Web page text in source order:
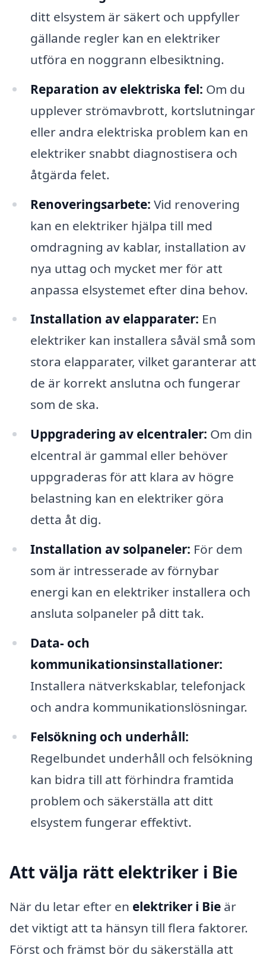
ditt elsystem är säkert och uppfyller
gällande regler kan en elektriker
utföra en noggrann elbesiktning.
Reparation av elektriska fel: Om du
upplever strömavbrott, kortslutningar
eller andra elektriska problem kan en
elektriker snabbt diagnostisera och
åtgärda felet.
Renoveringsarbete: Vid renovering
kan en elektriker hjälpa till med
omdragning av kablar, installation av
nya uttag och mycket mer för att
anpassa elsystemet efter dina behov.
Installation av elapparater: En
elektriker kan installera såväl små som
stora elapparater, vilket garanterar att
de är korrekt anslutna och fungerar
som de ska.
Uppgradering av elcentraler: Om din
elcentral är gammal eller behöver
uppgraderas för att klara av högre
belastning kan en elektriker göra
detta åt dig.
Installation av solpaneler: För dem
som är intresserade av förnybar
energi kan en elektriker installera och
ansluta solpaneler på ditt tak.
Data- och
kommunikationsinstallationer:
Installera nätverkskablar, telefonjack
och andra kommunikationslösningar.
Felsökning och underhåll:
Regelbundet underhåll och felsökning
kan bidra till att förhindra framtida
problem och säkerställa att ditt
elsystem fungerar effektivt.
Att välja rätt elektriker i Bie
När du letar efter en elektriker i Bie är
det viktigt att ta hänsyn till flera faktorer.
Först och främst bör du säkerställa att